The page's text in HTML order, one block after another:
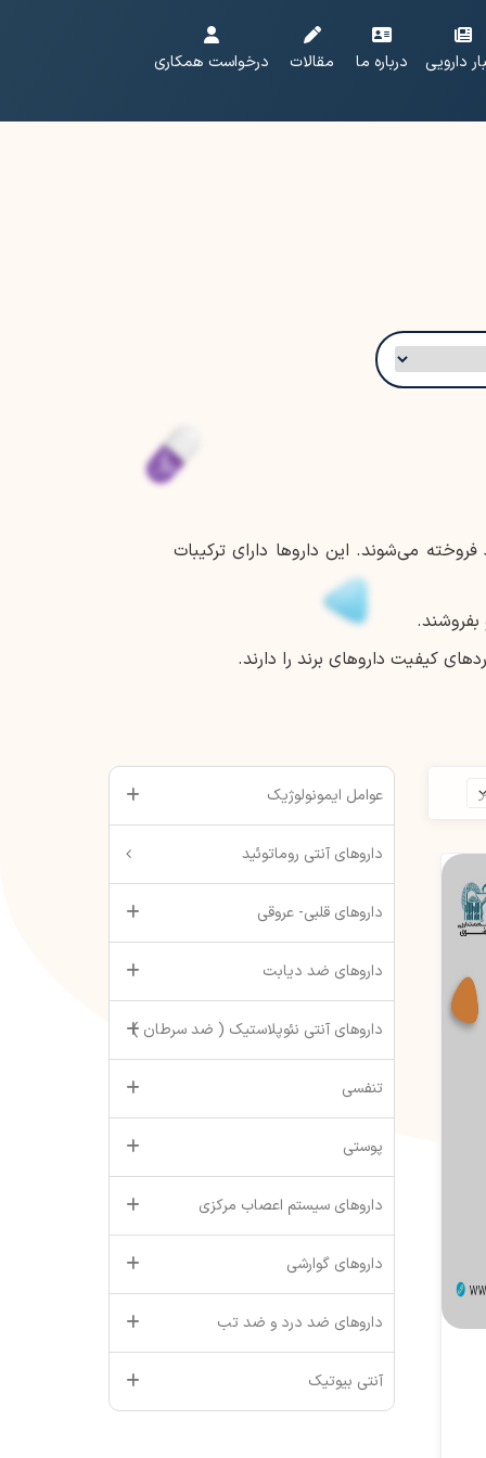
دارویی درباره ما مقالات درخواست همکاری
می‌شوند. این داروها دارای ترکیبات
کیفیت داروهای برند را دارند.
عوامل ایمونولوژیک
داروهای آنتی روماتوئید
داروهای قلبی- عروقی
داروهای ضد دیابت
داروهای آنتی نئوپلاستیک ( ضد سرطان )
تنفسی
پوستی
داروهای سیستم اعصاب مرکزی
داروهای گوارشی
داروهای ضد درد و ضد تب
آنتی بیوتیک